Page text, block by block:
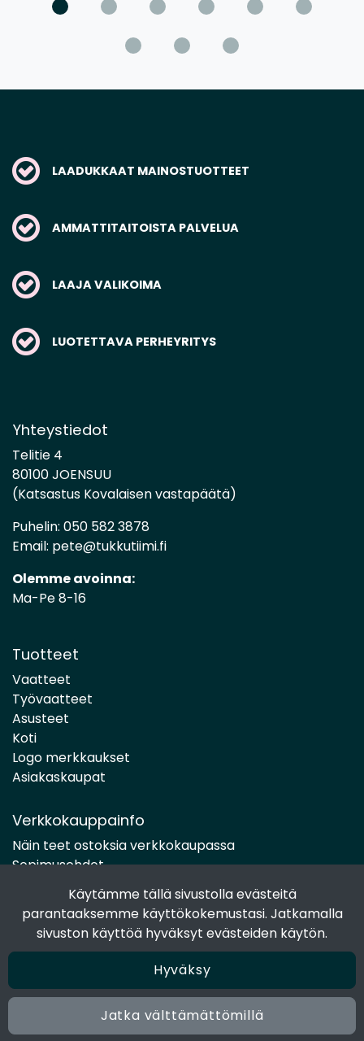
Käytämme tällä sivustolla evästeitä
parantaaksemme käyttökokemustasi. Jatkamalla
sivuston käyttöä hyväksyt evästeiden käytön.
Hyväksy
Jatka välttämättömillä
LAADUKKAAT MAINOSTUOTTEET
AMMATTITAITOISTA PALVELUA
LAAJA VALIKOIMA
LUOTETTAVA PERHEYRITYS
Yhteystiedot
Telitie 4
80100 JOENSUU
(Katsastus Kovalaisen vastapäätä)
Puhelin: 050 582 3878
Email: pete@tukkutiimi.fi
Olemme avoinna:
Ma-Pe 8-16
Tuotteet
Vaatteet
Työvaatteet
Asusteet
Koti
Logo merkkaukset
Asiakaskaupat
Verkkokauppainfo
Näin teet ostoksia verkkokaupassa
Sopimusehdot
Toimitustavat
Maksutavat
Tietosuojaseloste
Seuraa sosiaalisessa mediassa
Facebook